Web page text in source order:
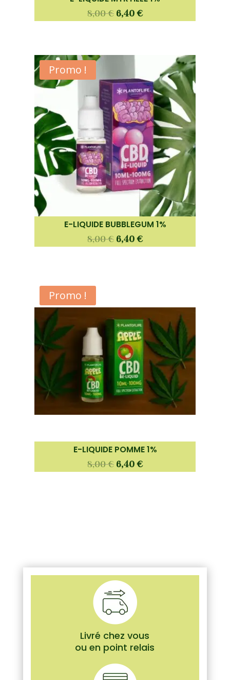
8,00€ 6,40€
Promo !
E-LIQUIDE BUBBLEGUM 1%
8,00€ 6,40€
Promo !
E-LIQUIDE POMME 1%
8,00€ 6,40€
Livré chez vous
ou en point relais